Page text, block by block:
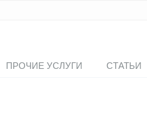
ПРОЧИЕ УСЛУГИ СТАТЬИ